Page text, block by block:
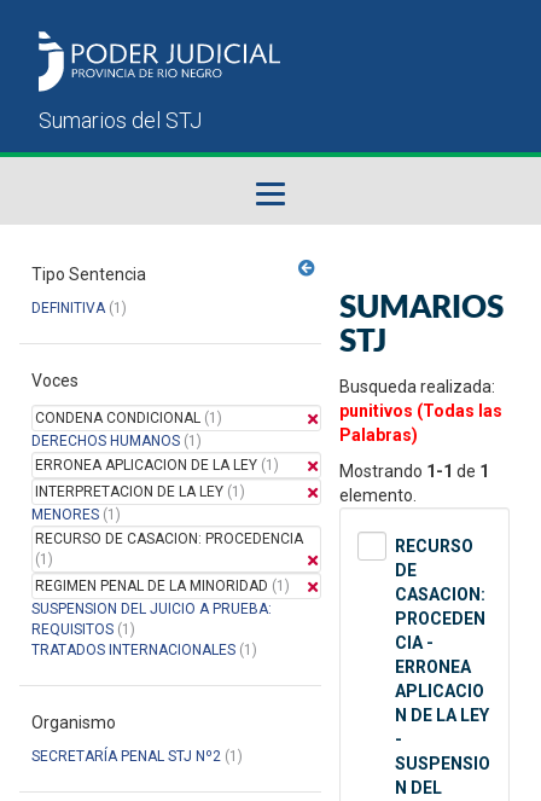
Sumarios del STJ
Manual del Usuario
Tipo Sentencia
DEFINITIVA(1)
Voces
CONDENA CONDICIONAL (1)
DERECHOS HUMANOS (1)
ERRONEA APLICACION DE LA LEY (1)
INTERPRETACION DE LA LEY (1)
MENORES (1)
RECURSO DE CASACION: PROCEDENCIA
(1)
REGIMEN PENAL DE LA MINORIDAD (1)
SUSPENSION DEL JUICIO A PRUEBA:
REQUISITOS (1)
TRATADOS INTERNACIONALES (1)
Organismo
SECRETARÍA PENAL STJ Nº2 (1)
SUMARIOS
STJ
Busqueda realizada:
punitivos (Todas las
Palabras)
Mostrando 1-1 de 1
elemento.
RECURSO
DE
CASACION:
PROCEDEN
CIA -
ERRONEA
APLICACIO
N DE LA LEY
-
SUSPENSIO
N DEL